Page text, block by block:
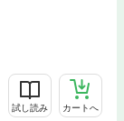
試し読み カートへ